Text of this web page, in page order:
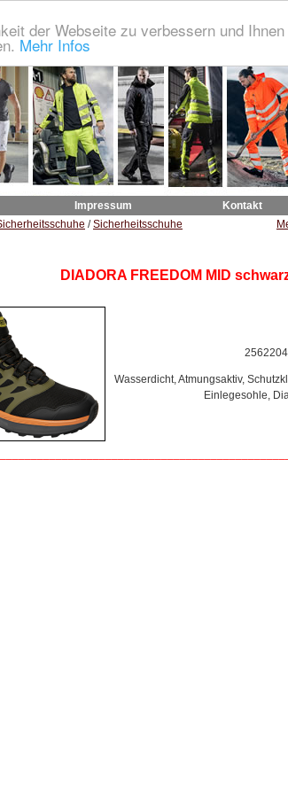
der Webseite zu verbessern und
Mehr Infos
Impressum Kontakt
/Sicherheitsschuhe
DIADORA FREEDOM MID
Wasserdicht, Atmungsaktiv,
Einlegesohle,